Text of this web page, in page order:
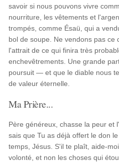
savoir si nous pouvons vivre
nourriture, les vêtements et
trompés, comme Ésaü, qui a
bol de soupe. Ne vendons pas ce
l'attrait de ce qui finira très
enchevêtrements. Une grande
poursuit — et que le diable nous
de valeur éternelle.
Ma Prière...
Père généreux, chasse la peur
sais que Tu as déjà offert le don
temps, Jésus. S'il te plaît, aide-
volonté, et non les choses qui